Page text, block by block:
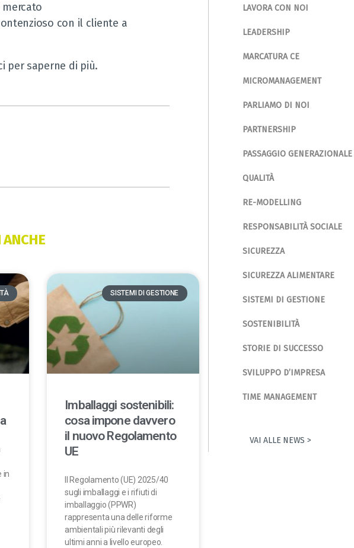
con il cliente a
per saperne di più.
ANCHE
in
SISTEMI DI GESTIONE
Imballaggi sostenibili:
cosa impone davvero
il nuovo Regolamento
UE
Il Regolamento (UE) 2025/40
sugli imballaggi e i rifiuti di
imballaggio (PPWR)
rappresenta una delle riforme
ambientali più rilevanti degli
ultimi anni a livello europeo.
LAVORA CON NOI
LEADERSHIP
MARCATURA CE
MICROMANAGEMENT
PARLIAMO DI NOI
PARTNERSHIP
PASSAGGIO GENERAZIONALE
QUALITÀ
RE-MODELLING
RESPONSABILITÀ SOCIALE
SICUREZZA
SICUREZZA ALIMENTARE
SISTEMI DI GESTIONE
SOSTENIBILITÀ
STORIE DI SUCCESSO
SVILUPPO D’IMPRESA
TIME MANAGEMENT
VAI ALLE NEWS >